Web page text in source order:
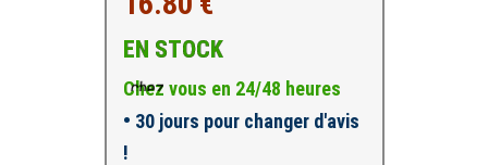
EN STOCK
Chez vous en 24/48 heures
• 30 jours pour changer d'avis
!